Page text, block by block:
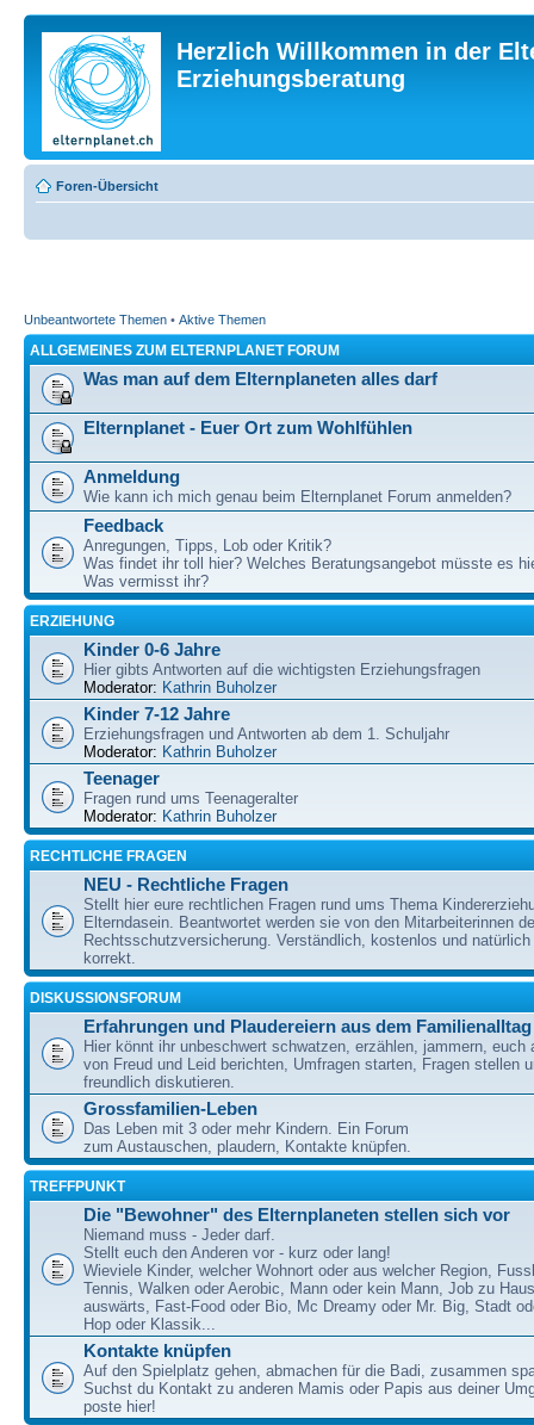
Herzlich Willkommen in der
Erziehungsberatung
Foren-Übersicht
Unbeantwortete Themen • Aktive Themen
ALLGEMEINES ZUM ELTERNPLANET FORUM
Was man auf dem Elternplaneten alles darf
Elternplanet - Euer Ort zum Wohlfühlen
Anmeldung
Wie kann ich mich genau beim Elternplanet Forum anmelden?
Feedback
Anregungen, Tipps, Lob oder Kritik?
Was findet ihr toll hier? Welches Beratungsangebot müsste es
Was vermisst ihr?
ERZIEHUNG
Kinder 0-6 Jahre
Hier gibts Antworten auf die wichtigsten Erziehungsfragen
Moderator: Kathrin Buholzer
Kinder 7-12 Jahre
Erziehungsfragen und Antworten ab dem 1. Schuljahr
Moderator: Kathrin Buholzer
Teenager
Fragen rund ums Teenageralter
Moderator: Kathrin Buholzer
RECHTLICHE FRAGEN
NEU - Rechtliche Fragen
Stellt hier eure rechtlichen Fragen rund ums Thema
Elterndasein. Beantwortet werden sie von den Mitarbeiterinnen
Rechtsschutzversicherung. Verständlich, kostenlos und
korrekt.
DISKUSSIONSFORUM
Erfahrungen und Plaudereiern aus dem Familienalltag
Hier könnt ihr unbeschwert schwatzen, erzählen, jammern, euch
von Freud und Leid berichten, Umfragen starten, Fragen stellen
freundlich diskutieren.
Grossfamilien-Leben
Das Leben mit 3 oder mehr Kindern. Ein Forum
zum Austauschen, plaudern, Kontakte knüpfen.
TREFFPUNKT
Die "Bewohner" des Elternplaneten stellen sich vor
Niemand muss - Jeder darf.
Stellt euch den Anderen vor - kurz oder lang!
Wieviele Kinder, welcher Wohnort oder aus welcher Region,
Tennis, Walken oder Aerobic, Mann oder kein Mann, Job zu
auswärts, Fast-Food oder Bio, Mc Dreamy oder Mr. Big, Stadt
Hop oder Klassik...
Kontakte knüpfen
Auf den Spielplatz gehen, abmachen für die Badi, zusammen
Suchst du Kontakt zu anderen Mamis oder Papis aus deiner
poste hier!